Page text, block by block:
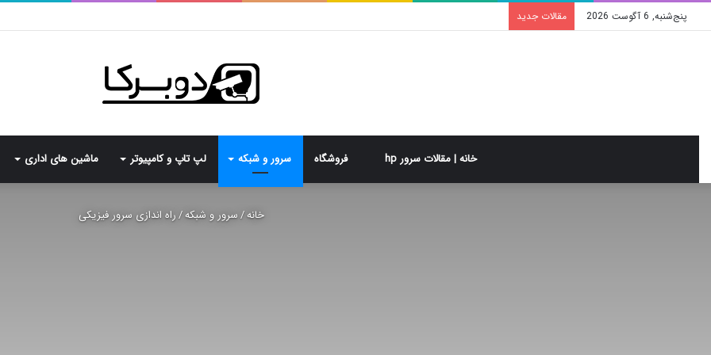
پنج‌شنبه, 6 آگوست 2026 مقالات جدید
خانه | مقالات سرور hp فروشگاه سرور و شبکه لپ تاپ و کامپیوتر ماشین های اداری
خانه/سرور و شبکه/راه اندازی سرور فیزیکی